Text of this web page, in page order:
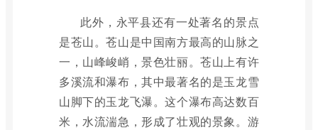
此外，永平县还有一处著名的景点
是苍山。苍山是中国南方最高的山脉之
一，山峰峻峭，景色壮丽。苍山上有许
多溪流和瀑布，其中最著名的是玉龙雪
山脚下的玉龙飞瀑。这个瀑布高达数百
米，水流湍急，形成了壮观的景象。游